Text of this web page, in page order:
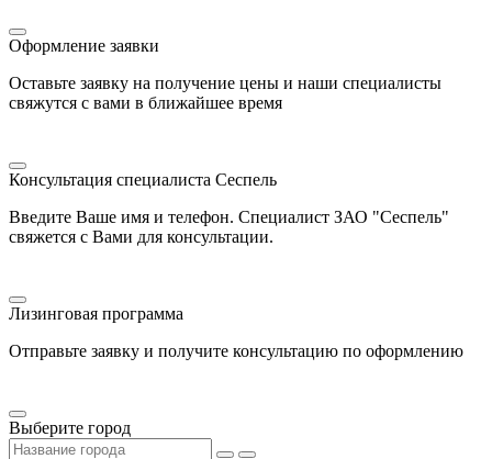
Оформление заявки
Оставьте заявку на получение цены и наши специалисты
свяжутся с вами в ближайшее время
Консультация специалиста Сеспель
Введите Ваше имя и телефон. Специалист ЗАО "Сеспель"
свяжется с Вами для консультации.
Лизинговая программа
Отправьте заявку и получите консультацию по оформлению
Выберите город